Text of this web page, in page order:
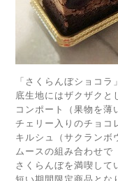
「さくらんぼショコラ」
底生地にはザクザクと
コンポート（果物を薄
チェリー入りのチョコ
キルシュ（サクランボ
ムースの組み合わせで
さくらんぼを満喫して